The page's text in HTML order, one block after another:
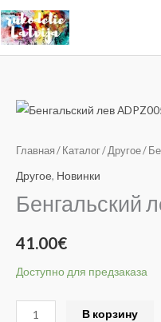
Перейти
к
содержимому
Главная / Каталог/Другое/
Другое, Новинки
Бенгальский
41.00€
Доступно для предзаказа
Количество
Бенгальский
лев
В корзину